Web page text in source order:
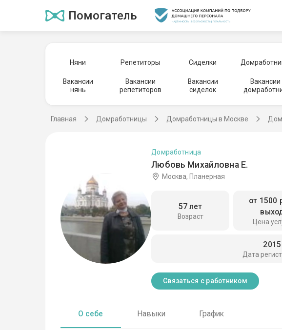
Помогатель
Няни Репетиторы Сиделки
Вакансии
нянь
Вакансии
репетиторов
Вакансии
сиделок
Вакансии
Главная Домработницы Домработницы в Москве
Любовь Михайловна Е.
Домработница
Москва, Планерная
Возраст
57 лет
Цена
от 1500
Дата
2015
Связаться с работником
О себе Навыки График